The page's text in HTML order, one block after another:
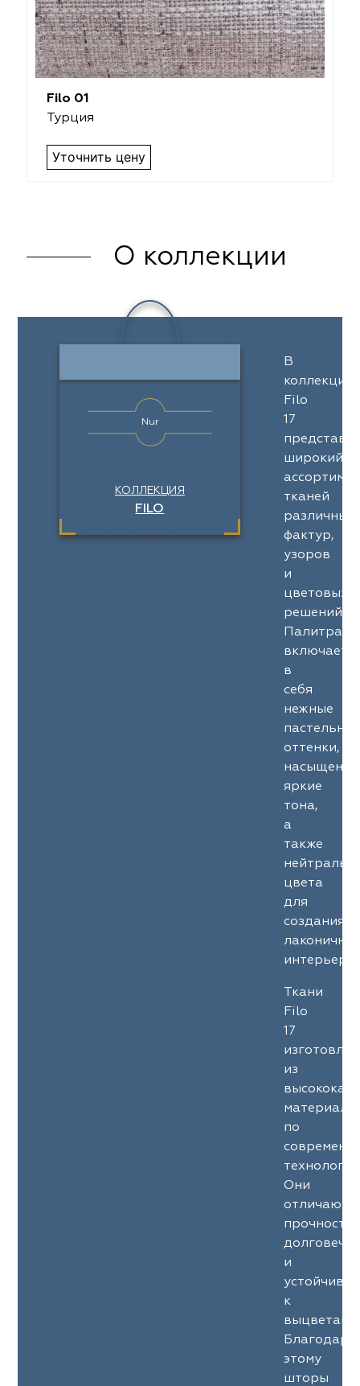
Filo 01
Турция
Уточнить цену
О коллекции
Nur
КОЛЛЕКЦИЯ
FILO
В
коллекции
Filo
17
широкий
тканей
различных
фактур,
узоров
и
цветовых
решений.
Палитра
включает
в
себя
нежные
оттенки,
яркие
тона,
а
также
цвета
для
создания
Ткани
Filo
17
из
по
Они
и
к
Благодаря
этому
шторы